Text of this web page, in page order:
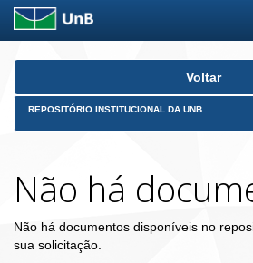
Skip
Voltar
REPOSITÓRIO INSTITUCIONAL DA UNB
Não há
Não há documentos disponíveis no
sua solicitação.